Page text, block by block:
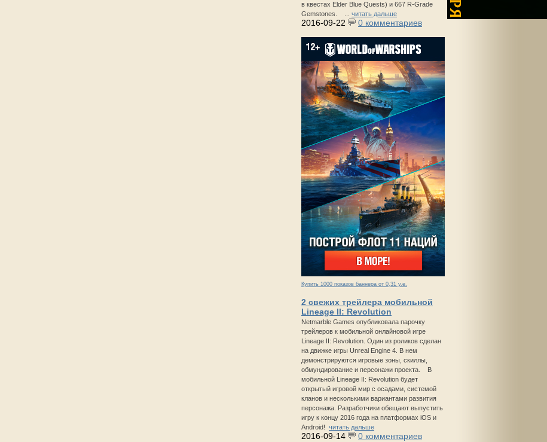
в квестах Elder Blue Quests) и 667 R-Grade
Gemstones. ... читать дальше
2016-09-22 0 комментариев
Купить 1000 показов баннера от 0,31 у.е.
2 свежих трейлера мобильной
Lineage II: Revolution
Netmarble Games опубликовала парочку
трейлеров к мобильной онлайновой игре
Lineage II: Revolution. Один из роликов сделан
на движке игры Unreal Engine 4. В нем
демонстрируются игровые зоны, скиллы,
обмундирование и персонажи проекта. В
мобильной Lineage II: Revolution будет
открытый игровой мир с осадами, системой
кланов и несколькими вариантами развития
персонажа. Разработчики обещают выпустить
игру к концу 2016 года на платформах iOS и
Android! читать дальше
2016-09-14 0 комментариев